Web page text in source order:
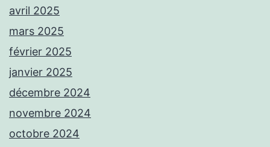
avril 2025
mars 2025
février 2025
janvier 2025
décembre 2024
novembre 2024
octobre 2024